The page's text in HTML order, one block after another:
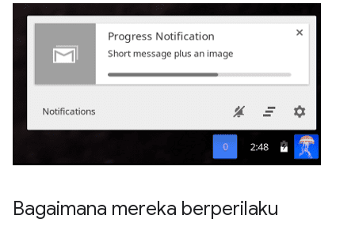
Bagaimana mereka berperilaku